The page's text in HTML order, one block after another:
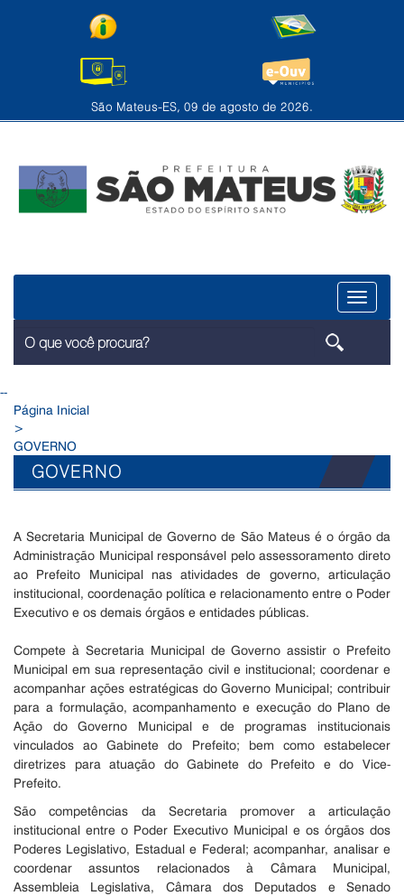
São Mateus-ES, 09 de agosto de 2026.
Menu
--
Página Inicial
>
GOVERNO
GOVERNO
A Secretaria Municipal de Governo de São Mateus é o órgão da
Administração Municipal responsável pelo assessoramento direto
ao Prefeito Municipal nas atividades de governo, articulação
institucional, coordenação política e relacionamento entre o Poder
Executivo e os demais órgãos e entidades públicas.
Compete à Secretaria Municipal de Governo assistir o Prefeito
Municipal em sua representação civil e institucional; coordenar e
acompanhar ações estratégicas do Governo Municipal; contribuir
para a formulação, acompanhamento e execução do Plano de
Ação do Governo Municipal e de programas institucionais
vinculados ao Gabinete do Prefeito; bem como estabelecer
diretrizes para atuação do Gabinete do Prefeito e do Vice-
Prefeito.
São competências da Secretaria promover a articulação
institucional entre o Poder Executivo Municipal e os órgãos dos
Poderes Legislativo, Estadual e Federal; acompanhar, analisar e
coordenar assuntos relacionados à Câmara Municipal,
Assembleia Legislativa, Câmara dos Deputados e Senado